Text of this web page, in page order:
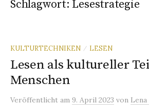
Schlagwort: Lesestrategie
KULTURTECHNIKEN / LESEN
Lesen als kultureller
Menschen
Veröffentlicht am 9. April 2023 von